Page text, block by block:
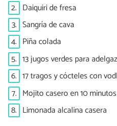
2. Daiquiri de fresa
3. Sangría de cava
4. Piña colada
5. 13 jugos verdes para
6. 17 tragos y cócteles con
7. Mojito casero en 10 minutos
8. Limonada alcalina casera